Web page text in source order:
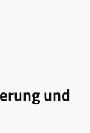
und